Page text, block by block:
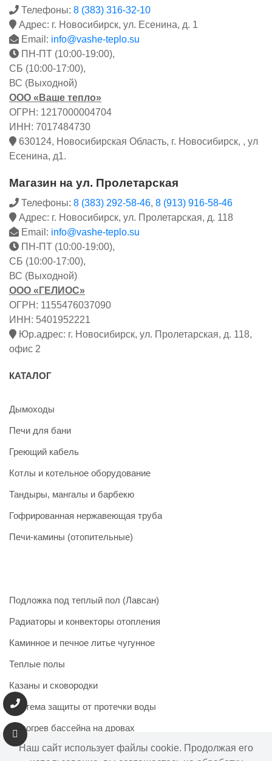
Телефоны: 8 (383) 316-32-10
Адрес: г. Новосибирск, ул. Есенина, д. 1
Email: info@vashe-teplo.su
ПН-ПТ (10:00-19:00),
СБ (10:00-17:00),
ВС (Выходной)
ООО «Ваше тепло»
ОГРН: 1217000004704
ИНН: 7017484730
630124, Новосибирская Область, г. Новосибирск, , ул
Есенина, д1.
Магазин на ул. Пролетарская
Телефоны: 8 (383) 292-58-46, 8 (913) 916-58-46
Адрес: г. Новосибирск, ул. Пролетарская, д. 118
Email: info@vashe-teplo.su
ПН-ПТ (10:00-19:00),
СБ (10:00-17:00),
ВС (Выходной)
ООО «ГЕЛИОС»
ОГРН: 1155476037090
ИНН: 5401952221
Юр.адрес: г. Новосибирск, ул. Пролетарская, д. 118,
офис 2
КАТАЛОГ
Дымоходы
Печи для бани
Греющий кабель
Котлы и котельное оборудование
Тандыры, мангалы и барбекю
Гофрированная нержавеющая труба
Печи-камины (отопительные)
Подложка под теплый пол (Лавсан)
Радиаторы и конвекторы отопления
Каминное и печное литье чугунное
Теплые полы
Казаны и сковородки
Система защиты от протечки воды
Подогрев бассейна на дровах
Наш сайт использует файлы cookie. Продолжая его